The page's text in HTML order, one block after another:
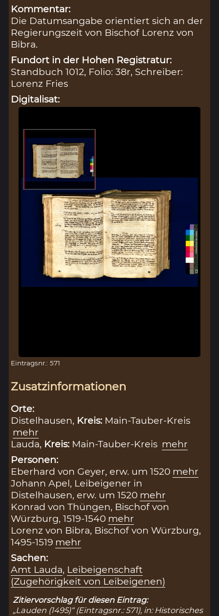
Kommentar:
Die Datumsangabe orientiert sich an der
Regierungszeit von Bischof Lorenz von
Bibra.
Fundort in der Hohen Registratur:
Standbuch 1012, Folio: 38r, Schreiber:
Lorenz Fries
Digitalisat:
Eintragsnr.: 571
Zusatzinformationen
Orte:
Distelhausen, Kreis: Main-Tauber-Kreis
mehr
Lauda, Kreis: Main-Tauber-Kreis mehr
Personen:
Eberhard von Geyer, erw. um 1520 mehr
Johann Apel, Leibeigener in
Distelhausen, erw. um 1520 mehr
Konrad von Thüngen, Bischof von
Würzburg, 1519-1540 mehr
Lorenz von Bibra, Bischof von Würzburg,
1495-1519 mehr
Sachen:
Amt Lauda, Leibeigenschaft
(Zugehörigkeit von Leibeigenen)
Zitiervorschlag für diesen Eintrag:
„Lauden (1495)“ (Eintragsnr.: 571), in: Historisches